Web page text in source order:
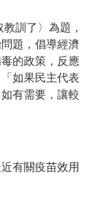
訓了〉為題，
題，倡導經濟
的政策，反應
如果民主代表
有需要，讓較
有關疫苗效用